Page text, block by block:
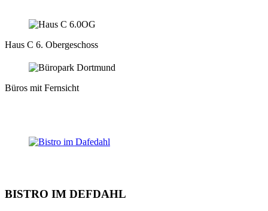
Haus C 6. Obergeschoss
Büros mit Fernsicht
BISTRO IM DEFDAHL